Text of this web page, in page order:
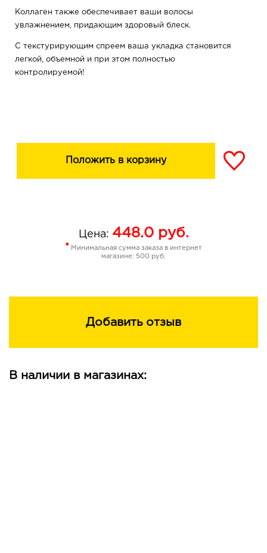
Коллаген также обеспечивает ваши волосы
увлажнением, придающим здоровый блеск.
С текстурирующим спреем ваша укладка становится
легкой, объемной и при этом полностью
контролируемой!
Положить в корзину
Цена: 448.0руб.
* Минимальная сумма заказа в интернет
магазине: 500 руб.
Добавить отзыв
В наличии в магазинах: